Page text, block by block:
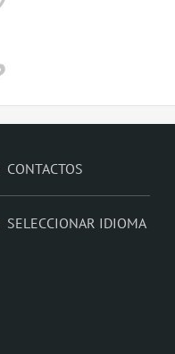
CONTACTOS
SELECCIONAR IDIOMA